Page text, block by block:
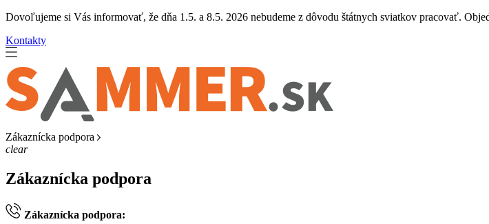
Dovoľujeme si Vás informovať, že dňa 1.5. a 8.5. 2026 nebudeme z dôvodu štátnych sviatkov pracovať.
Kontakty
Zákaznícka podpora
clear
Zákaznícka podpora
Zákaznícka podpora: